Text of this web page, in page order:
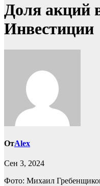
Доля акций
Инвестиции
ОтAlex
Сен 3, 2024
Фото: Михаил